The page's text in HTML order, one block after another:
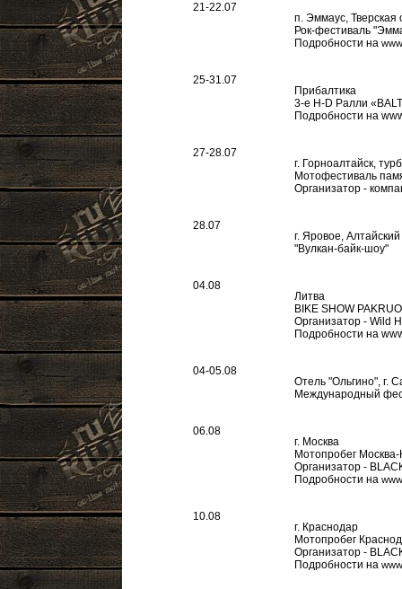
21-22.07
п. Эммаус, Тверская
Рок-фестиваль
Подробности на
25-31.07
Прибалтика
3-е H-D Ралли
Подробности на
27-28.07
г. Горноалтайск,
Мотофестиваль
Организатор -
28.07
г. Яровое,
"Вулкан-байк-шоу"
04.08
Литва
BIKE SHOW
Организатор - Wild
Подробности на
04-05.08
Отель "Ольгино", г.
Международный
06.08
г. Москва
Мотопробег
Организатор -
Подробности на
10.08
г. Краснодар
Мотопробег
Организатор -
Подробности на